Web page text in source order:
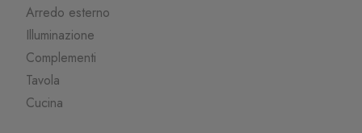
Arredo esterno
Illuminazione
Complementi
Tavola
Cucina